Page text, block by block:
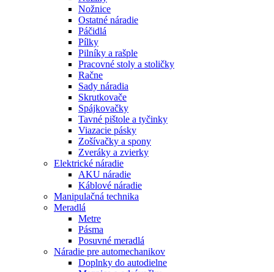
Nožnice
Ostatné náradie
Páčidlá
Pílky
Pilníky a rašple
Pracovné stoly a stoličky
Račne
Sady náradia
Skrutkovače
Spájkovačky
Tavné pištole a tyčinky
Viazacie pásky
Zošívačky a spony
Zveráky a zvierky
Elektrické náradie
AKU náradie
Káblové náradie
Manipulačná technika
Meradlá
Metre
Pásma
Posuvné meradlá
Náradie pre automechanikov
Doplnky do autodielne